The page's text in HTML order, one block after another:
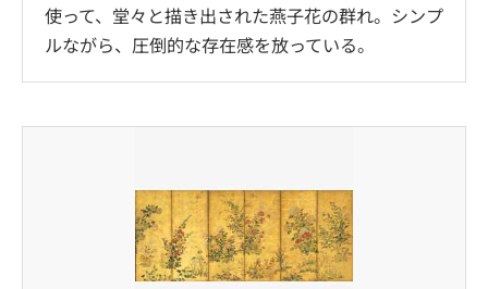
使って、堂々と描き出された燕子花の群れ。シンプ
ルながら、圧倒的な存在感を放っている。